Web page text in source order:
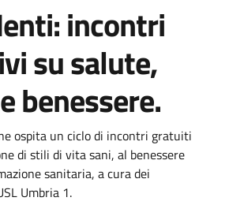
incontri
su salute,
benessere.
notizia
ospita un ciclo di incontri gratuiti
di stili di vita sani, al benessere
sanitaria, a cura dei
Umbria 1.